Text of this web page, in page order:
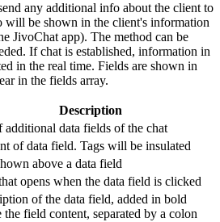
any additional info about the client to
will be shown in the client's information
JivoChat app). The method can be
If chat is established, information in
in the real time. Fields are shown in
in the fields array.
Description
additional data fields of the chat
of data field. Tags will be insulated
above a data field
opens when the data field is clicked
of the data field, added in bold
the field content, separated by a colon